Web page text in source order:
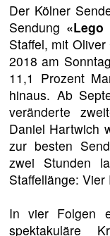
Der Kölner
Sendung «Lego
Staffel, mit
2018 am
11,1 Prozent
hinaus. Ab
veränderte
Daniel Hartwich
zur besten
zwei Stunden
Staffellänge: Vier
In vier Folgen
spektakuläre